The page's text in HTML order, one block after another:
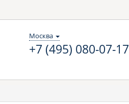
Москва
+7 (495) 080-07-17